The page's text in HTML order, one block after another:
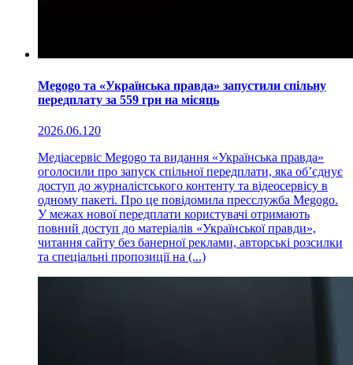
Megogo та «Українська правда» запустили спільну
передплату за 559 грн на місяць
2026.06.120
Медіасервіс Megogo та видання «Українська правда»
оголосили про запуск спільної передплати, яка об’єднує
доступ до журналістського контенту та відеосервісу в
одному пакеті. Про це повідомила пресслужба Megogo.
У межах нової передплати користувачі отримають
повний доступ до матеріалів «Української правди»,
читання сайту без банерної реклами, авторські розсилки
та спеціальні пропозиції на (...)